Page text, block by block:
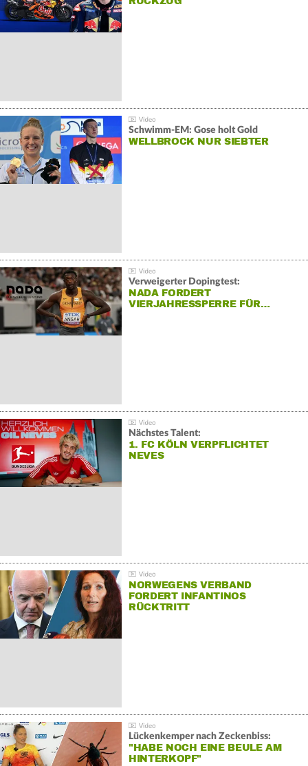
Schwimm-EM: Gose holt Gold
WELLBROCK NUR SIEBTER
Verweigerter Dopingtest:
NADA FORDERT
VIERJAHRESSPERRE FÜR…
Nächstes Talent:
1. FC KÖLN VERPFLICHTET
NEVES
NORWEGENS VERBAND
FORDERT INFANTINOS
RÜCKTRITT
Lückenkemper nach Zeckenbiss:
"HABE NOCH EINE BEULE AM
HINTERKOPF"